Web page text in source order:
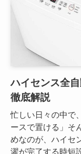
ハイセンス全
徹底解説
忙しい日々の中で
ースで置ける」そ
めなのが、ハイセ
濯が完了する時短